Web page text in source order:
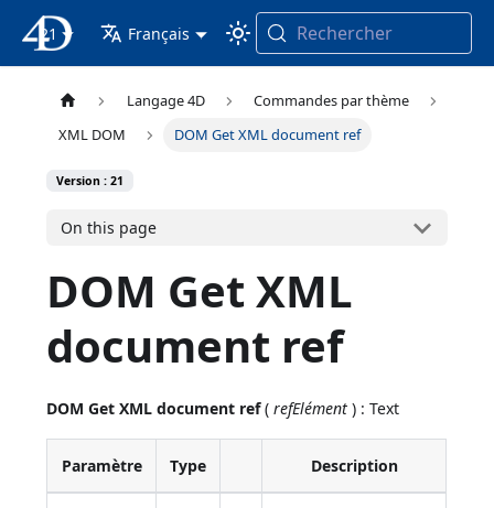
4D Documentation
21 Français Rechercher
Langage 4D
Commandes par thème
XML DOM
DOM Get XML document ref
Version : 21
On this page
DOM Get XML
document ref
DOM Get XML document ref(refElément ) : Text
Paramètre Type Description